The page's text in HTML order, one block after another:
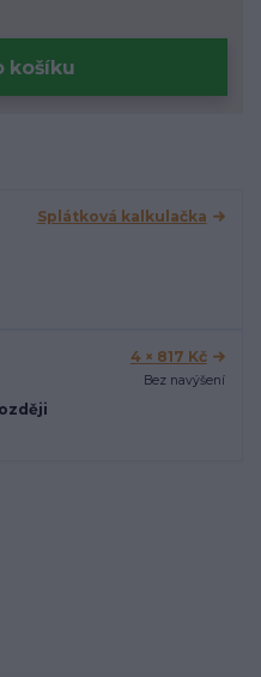
košíku
Splátková kalkulačka
4 × 817 Kč
Bez navýšení